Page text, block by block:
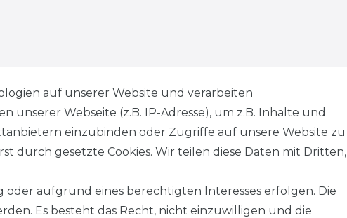
VERTRAG WIDERRUFEN
auf unserer Website und verarbeiten
unserer Webseite (z.B. IP-Adresse), um z.B. Inhalte und
einzubinden oder Zugriffe auf unsere Website zu
durch gesetzte Cookies. Wir teilen diese Daten mit Dritten,
aufgrund eines berechtigten Interesses erfolgen. Die
Es besteht das Recht, nicht einzuwilligen und die